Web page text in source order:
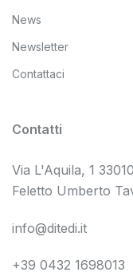
News
Newsletter
Contattaci
Contatti
Via L'Aquila, 1 33010
Feletto Umberto
info@ditedi.it
+39 0432 1698013